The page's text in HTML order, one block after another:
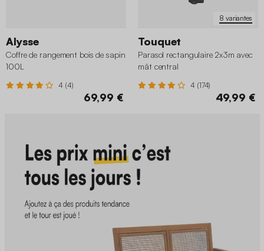
Alysse
Coffre de rangement bois de sapin
100L
4 (4)
69,99 €
8 variantes
Touquet
Parasol rectangulaire 2x3m avec
mât central
4 (174)
49,99 €